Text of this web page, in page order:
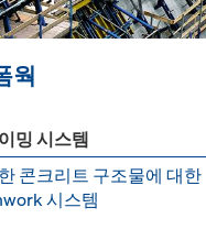
웍
밍 시스템
콘크리트 구조물에 대한
시스템